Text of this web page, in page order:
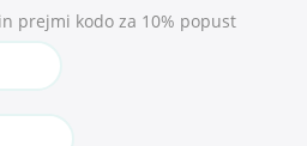
prejmi kodo za 10% popust